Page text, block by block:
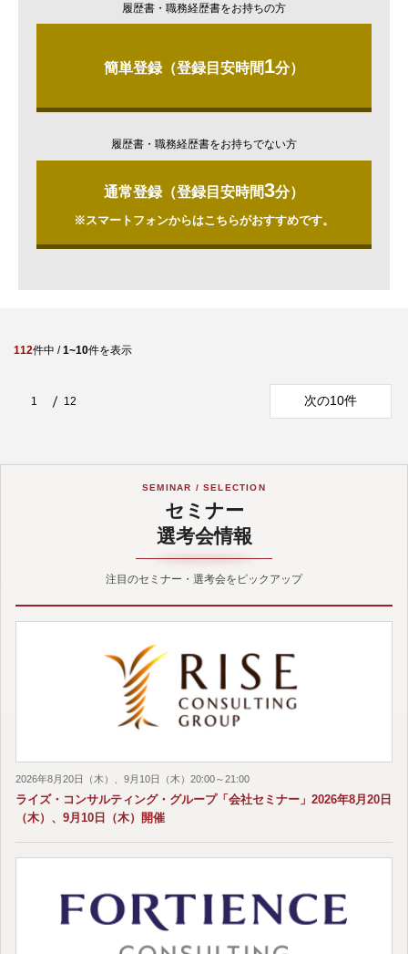
履歴書・職務経歴書をお持ちの方
簡単登録（登録目安時間1分）
履歴書・職務経歴書をお持ちでない方
通常登録（登録目安時間3分）
※スマートフォンからはこちらがおすすめです。
112件中 /1~10件を表示
1 12 次の10件
SEMINAR / SELECTION
セミナー
選考会情報
注目のセミナー・選考会をピックアップ
2026年8月20日（木）、9月10日（木）20:00～21:00
ライズ・コンサルティング・グループ「会社セミナー」2026年8月20日
（木）、9月10日（木）開催